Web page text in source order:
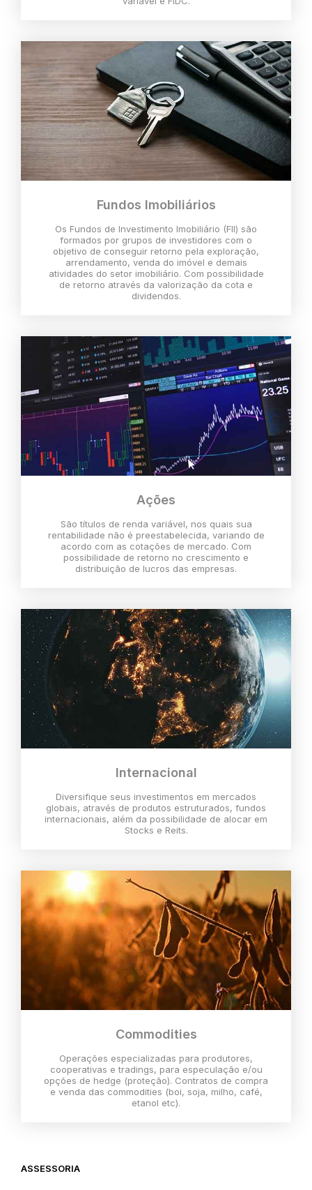
Fundos Imobiliários
Os Fundos de Investimento Imobiliário (FII) são
formados por grupos de investidores com o
objetivo de conseguir retorno pela exploração,
arrendamento, venda do imóvel e demais
atividades do setor imobiliário. Com possibilidade
de retorno através da valorização da cota e
dividendos.
Ações
São títulos de renda variável, nos quais sua
rentabilidade não é preestabelecida, variando de
acordo com as cotações de mercado. Com
possibilidade de retorno no crescimento e
distribuição de lucros das empresas.
Internacional
Diversifique seus investimentos em mercados
globais, através de produtos estruturados, fundos
internacionais, além da possibilidade de alocar em
Stocks e Reits.
Commodities
Operações especializadas para produtores,
cooperativas e tradings, para especulação e/ou
opções de hedge (proteção). Contratos de compra
e venda das commodities (boi, soja, milho, café,
etanol etc).
ASSESSORIA